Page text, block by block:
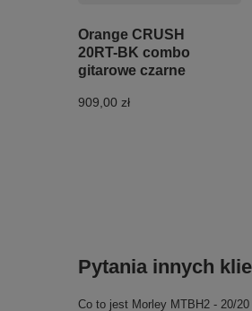
Orange CRUSH
20RT-BK combo
gitarowe czarne
909,00 zł
Pytania innych
Co to jest Morley MTBH2 - 20/